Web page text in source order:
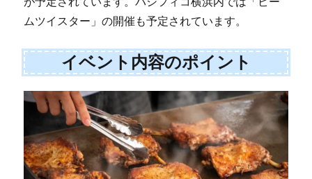
ムツイスター」の開催も予定されています。
イベント内容のポイント